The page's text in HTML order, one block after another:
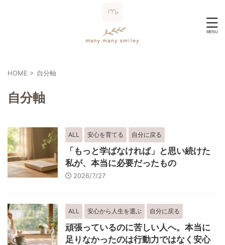
HOME > 自分軸
自分軸
ALL 安心を育てる 自分に戻る
「もっと学ばなければ」と思い続けた
私が、本当に必要だったもの
2026/7/27
ALL 安心から人生を選ぶ 自分に戻る
頑張っているのに苦しい人へ。本当に
足りなかったのは行動力ではなく安心